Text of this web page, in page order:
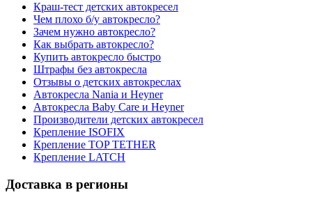
Краш-тест детских автокресел
Чем плохо б/у автокресло?
Зачем нужно автокресло?
Как выбрать автокресло?
Купить автокресло быстро
Штрафы без автокресла
Отзывы о детских автокреслах
Автокресла Nania и Heyner
Автокресла Baby Care и Heyner
Производители детских автокресел
Крепление ISOFIX
Крепление TOP TETHER
Крепление LATCH
Доставка в регионы